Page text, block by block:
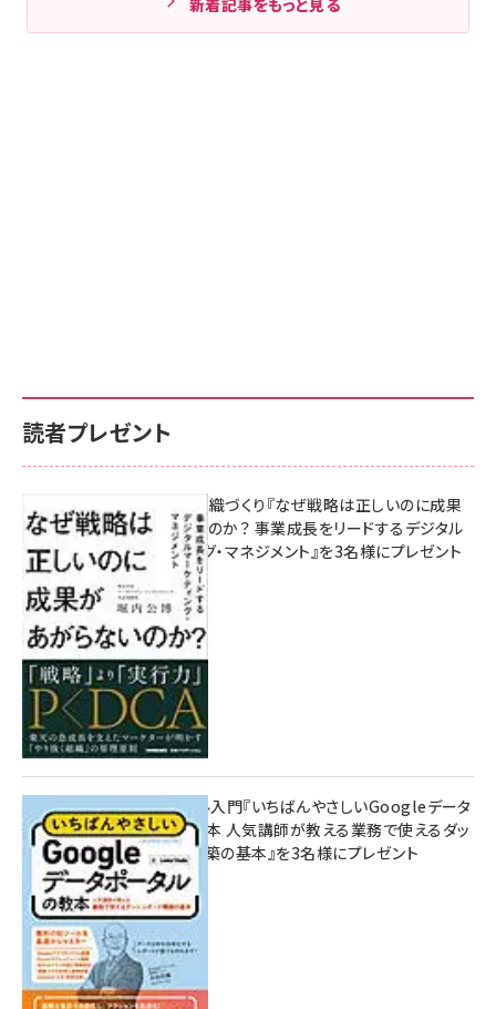
読者プレゼント
成果を生む組織づくり『なぜ戦略は正しいのに成果
があがらないのか？ 事業成長をリードするデジタル
マーケティング・マネジメント』を3名様にプレゼント
10:00
無料BIツール入門『いちばんやさしいGoogleデータ
ポータルの教本 人気講師が教える業務で使えるダッ
シュボード構築の基本』を3名様にプレゼント
7月31日 10:00